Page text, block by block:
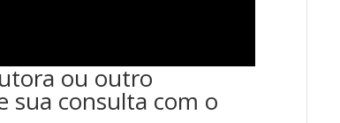
ou outro
sua consulta com o